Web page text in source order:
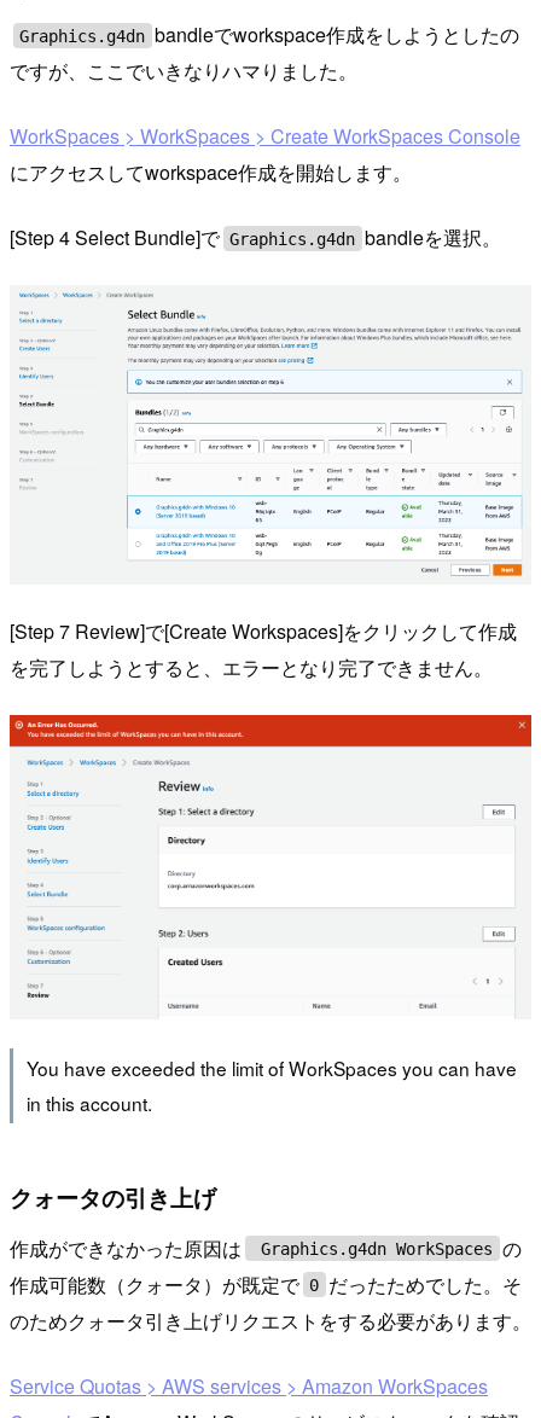
Graphics.g4dn bandleでworkspace作成をしようとしたの
ですが、ここでいきなりハマりました。
WorkSpaces > WorkSpaces > Create WorkSpaces Console
にアクセスしてworkspace作成を開始します。
[Step 4 Select Bundle]で Graphics.g4dn bandleを選択。
[Step 7 Review]で[Create Workspaces]をクリックして作成
を完了しようとすると、エラーとなり完了できません。
You have exceeded the limit of WorkSpaces you can have
in this account.
クォータの引き上げ
作成ができなかった原因は Graphics.g4dn WorkSpaces の
作成可能数（クォータ）が既定で 0 だったためでした。そ
のためクォータ引き上げリクエストをする必要があります。
Service Quotas > AWS services > Amazon WorkSpaces